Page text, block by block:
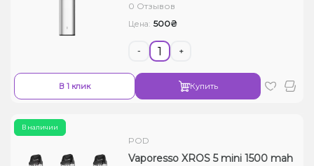
0 Отзывов
Цена: 500₴
- +
В 1 клик Купить
В наличии
POD
Vaporesso XROS 5 mini 1500 mah